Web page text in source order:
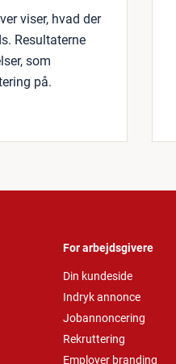
viser, hvad der
Resultaterne
som
på.
For arbejdsgivere
Din kundeside
Indryk annonce
Jobannoncering
Rekruttering
Employer branding